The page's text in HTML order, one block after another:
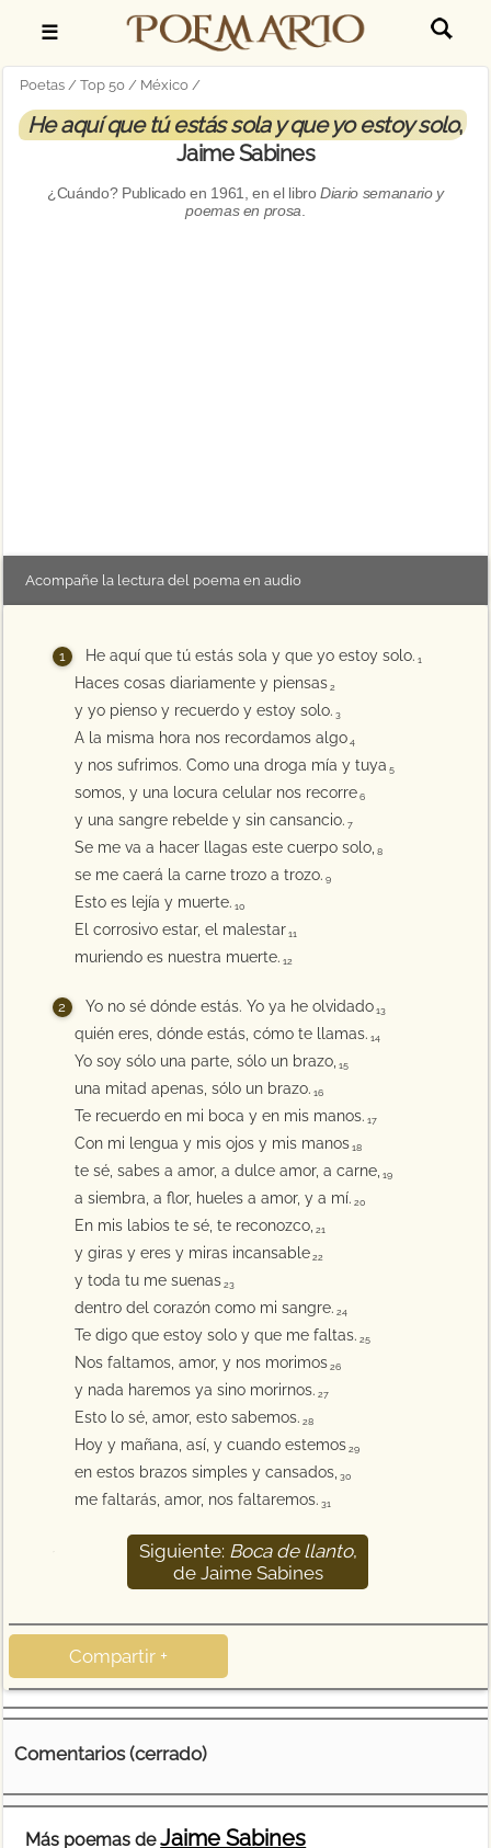
☰
Poetas Top 50 México
He aquí que tú estás sola y que yo estoy solo,
Jaime Sabines
¿Cuándo? Publicado en 1961 , en el libroDiario semanario y
poemas en prosa
Acompañe la lectura del poema en audio
He aquí que tú estás sola y que yo estoy solo. 1
Haces cosas diariamente y piensas 2
y yo pienso y recuerdo y estoy solo. 3
A la misma hora nos recordamos algo 4
y nos sufrimos. Como una droga mía y tuya 5
somos, y una locura celular nos recorre 6
y una sangre rebelde y sin cansancio. 7
Se me va a hacer llagas este cuerpo solo, 8
se me caerá la carne trozo a trozo. 9
Esto es lejía y muerte. 10
El corrosivo estar, el malestar 11
muriendo es nuestra muerte. 12
Yo no sé dónde estás. Yo ya he olvidado 13
quién eres, dónde estás, cómo te llamas. 14
Yo soy sólo una parte, sólo un brazo, 15
una mitad apenas, sólo un brazo. 16
Te recuerdo en mi boca y en mis manos. 17
Con mi lengua y mis ojos y mis manos 18
te sé, sabes a amor, a dulce amor, a carne, 19
a siembra, a flor, hueles a amor, y a mí. 20
En mis labios te sé, te reconozco, 21
y giras y eres y miras incansable 22
y toda tu me suenas 23
dentro del corazón como mi sangre. 24
Te digo que estoy solo y que me faltas. 25
Nos faltamos, amor, y nos morimos 26
y nada haremos ya sino morirnos. 27
Esto lo sé, amor, esto sabemos. 28
Hoy y mañana, así, y cuando estemos 29
en estos brazos simples y cansados, 30
me faltarás, amor, nos faltaremos. 31
Siguiente: Boca de llanto,
de Jaime Sabines
Compartir +
Comentarios (cerrado)
Más poemas deJaime Sabines